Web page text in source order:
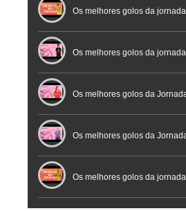
Futsal
Os melhores golos da
Os melhores golos da
Placard
Os melhores golos da
Placard
Os melhores golos da
Placard
Os melhores golos da